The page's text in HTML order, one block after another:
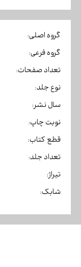
گروه اصلی:
گروه فرعی:
تعداد صفحات:
نوع جلد:
سال نشر:
نوبت چاپ:
قطع کتاب:
تعداد جلد:
تیراژ:
شابک: